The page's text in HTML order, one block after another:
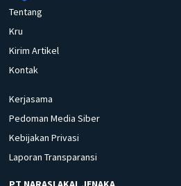
Tentang
Kru
Kirim Artikel
Kontak
Kerjasama
Pedoman Media Siber
Kebijakan Privasi
Laporan Transparansi